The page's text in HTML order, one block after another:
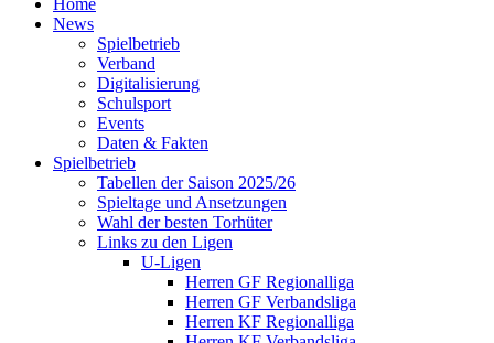
Home
News
Spielbetrieb
Verband
Digitalisierung
Schulsport
Events
Daten & Fakten
Spielbetrieb
Tabellen der Saison 2025/26
Spieltage und Ansetzungen
Wahl der besten Torhüter
Links zu den Ligen
U-Ligen
Herren GF Regionalliga
Herren GF Verbandsliga
Herren KF Regionalliga